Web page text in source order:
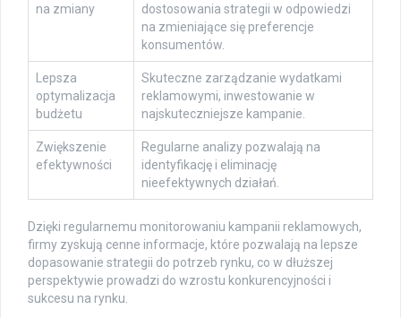
na zmiany
dostosowania strategii w odpowiedzi
na zmieniające się preferencje
konsumentów.
Lepsza
optymalizacja
budżetu
Skuteczne zarządzanie wydatkami
reklamowymi, inwestowanie w
najskuteczniejsze kampanie.
Zwiększenie
efektywności
Regularne analizy pozwalają na
identyfikację i eliminację
nieefektywnych działań.
Dzięki regularnemu monitorowaniu kampanii reklamowych,
firmy zyskują cenne informacje, które pozwalają na lepsze
dopasowanie strategii do potrzeb rynku, co w dłuższej
perspektywie prowadzi do wzrostu konkurencyjności i
sukcesu na rynku.